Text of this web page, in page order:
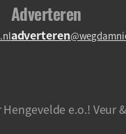
Adverteren
adverteren
e.o.! Veur